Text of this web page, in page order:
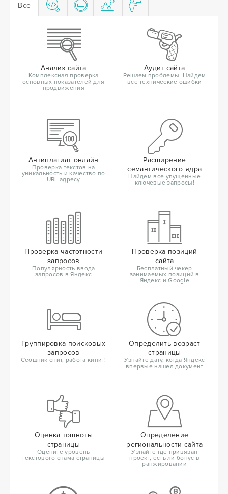
Все
Анализ сайта
Комплексная проверка
основных показателей для
продвижения
Аудит сайта
Решаем проблемы. Найдем
все технические ошибки
Антиплагиат онлайн
Проверка текстов на
уникальность и качество по
URL адресу
Расширение
семантического ядра
Найдем все упущенные
ключевые запросы!
Проверка частотности
запросов
Популярность ввода
запросов в Яндекс
Проверка позиций
сайта
Бесплатный чекер
занимаемых позиций в
Яндекс и Google
Группировка поисковых
запросов
Сеошник спит, работа кипит!
Определить возраст
страницы
Узнайте дату, когда Яндекс
впервые нашел документ
Оценка тошноты
страницы
Оцените уровень
текстового спама страницы
Определение
региональности сайта
Узнайте где привязан
проект, есть ли бонус в
ранжировании